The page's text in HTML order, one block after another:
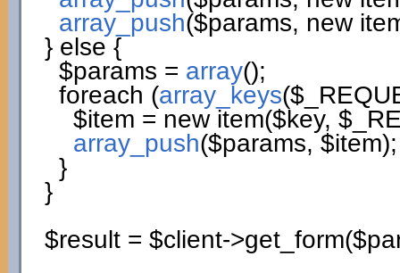
array_push($params, new
} else {
$params = array();
foreach (array_keys(
$item = newitem($key,
array_push($params, $item);
}
}
$result= $client->get_form(